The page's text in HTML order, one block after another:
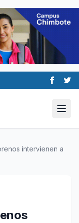
intervienen a